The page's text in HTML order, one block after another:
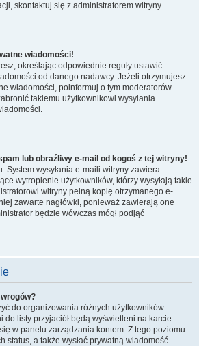
skontaktuj się z administratorem witryny.
wiadomości!
określając odpowiednie reguły ustawić
od danego nadawcy. Jeżeli otrzymujesz
wiadomości, poinformuj o tym moderatorów
takiemu użytkownikowi wysyłania
lub obraźliwy e-mail od kogoś z tej witryny!
System wysyłania e-maili witryny zawiera
wytropienie użytkowników, którzy wysyłają takie
witryny pełną kopię otrzymanego e-
zawarte nagłówki, ponieważ zawierają one
będzie wówczas mógł podjąć
do organizowania różnych użytkowników
do listy przyjaciół będą wyświetleni na karcie
w panelu zarządzania kontem. Z tego poziomu
status, a także wysłać prywatną wiadomość.